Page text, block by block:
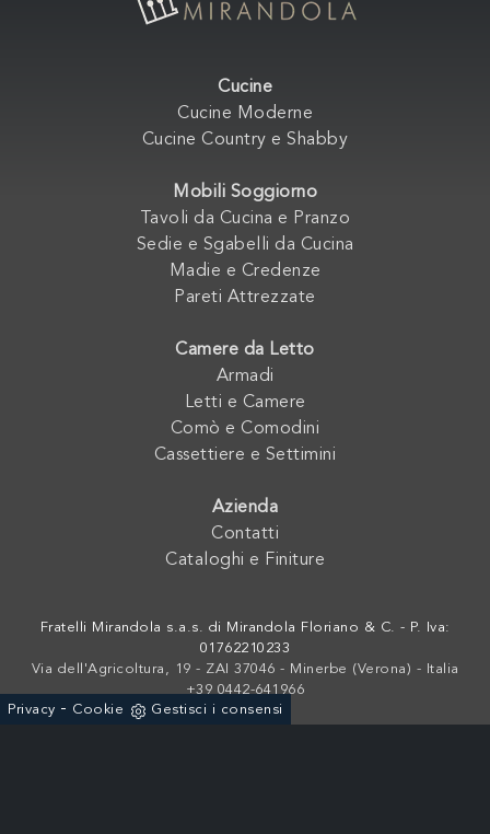
Cucine
Cucine Moderne
Cucine Country e Shabby
Mobili Soggiorno
Tavoli da Cucina e Pranzo
Sedie e Sgabelli da Cucina
Madie e Credenze
Pareti Attrezzate
Camere da Letto
Armadi
Letti e Camere
Comò e Comodini
Cassettiere e Settimini
Azienda
Contatti
Cataloghi e Finiture
Fratelli Mirandola s.a.s. di Mirandola Floriano & C. - P. Iva:
01762210233
Via dell'Agricoltura, 19 - ZAI 37046 - Minerbe (Verona) - Italia
+39 0442-641966
Privacy - Cookie Gestisci i consensi